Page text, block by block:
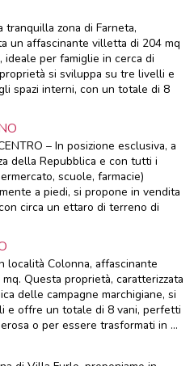
tranquilla zona di Farneta,
un affascinante villetta di 204 mq
ideale per famiglie in cerca di
si sviluppa su tre livelli e
spazi interni, con un totale di 8
– In posizione esclusiva, a
della Repubblica e con tutti i
scuole, farmacie)
a piedi, si propone in vendita
circa un ettaro di terreno di
località Colonna, affascinante
Questa proprietà, caratterizzata
delle campagne marchigiane, si
e offre un totale di 8 vani, perfetti
o per essere trasformati in ...